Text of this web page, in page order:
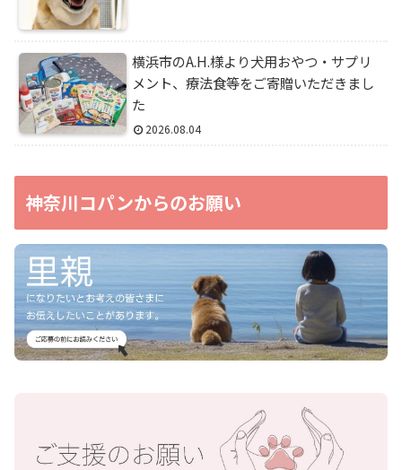
横浜市のA.H.様より犬用おやつ・サプリ
メント、療法食等をご寄贈いただきまし
た
2026.08.04
神奈川コパンからのお願い